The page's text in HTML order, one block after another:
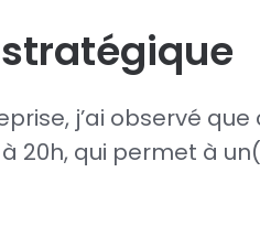
j’ai observé que
20h, qui permet à